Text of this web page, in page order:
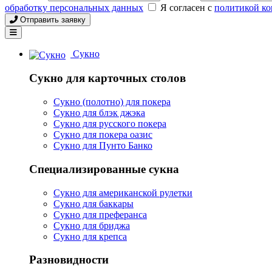
обработку персональных данных
Я согласен с политикой
Отправить заявку
Сукно
Сукно для карточных столов
Сукно (полотно) для покера
Сукно для блэк джэка
Сукно для русского покера
Сукно для покера оазис
Сукно для Пунто Банко
Специализированные сукна
Сукно для американской рулетки
Сукно для баккары
Сукно для преферанса
Сукно для бриджа
Сукно для крепса
Разновидности